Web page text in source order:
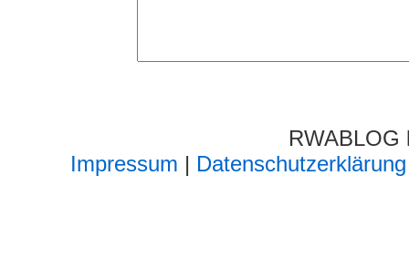
Impressum | Datenschutzerklärung